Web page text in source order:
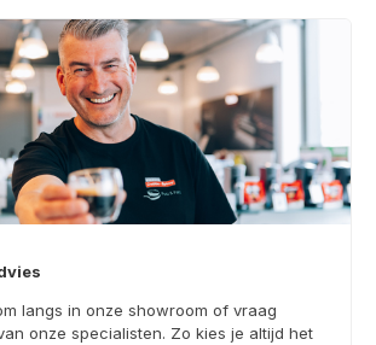
langs in onze showroom of vraag
onze specialisten. Zo kies je altijd het